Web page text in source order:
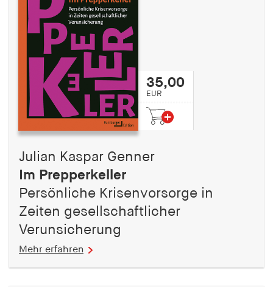
35,00
EUR
Julian Kaspar Genner
Im Prepperkeller
Persönliche Krisenvorsorge in
Zeiten gesellschaftlicher
Verunsicherung
Mehr erfahren